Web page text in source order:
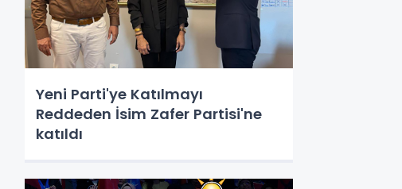
Yeni Parti'ye Katılmayı
Reddeden İsim Zafer Partisi'ne
katıldı